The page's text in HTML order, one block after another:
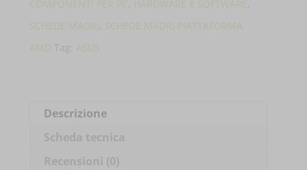
X870E-
H
4XDDR5
90MB1M90-
COMPONENTI PER PC, HARDWARE E SOFTWARE,
SCHEDE MADRI , SCHEDE MADRI PIATTAFORMA
AMD Tag:ASUS
Descrizione
Scheda tecnica
Recensioni (0)